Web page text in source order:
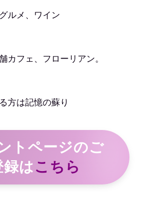
ルメ、ワイン
カフェ、フローリアン。
方は記憶の蘇り
トページのご
録はこちら